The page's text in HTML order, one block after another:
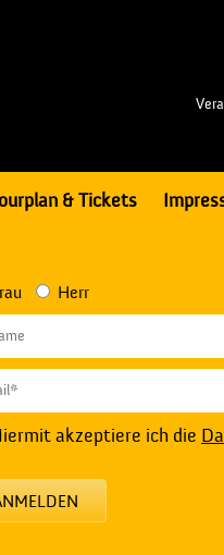
& Tickets
Herr
akzeptiere ich die